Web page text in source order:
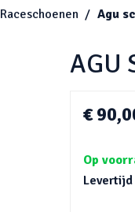
Raceschoenen Agu
AGU
€
Op